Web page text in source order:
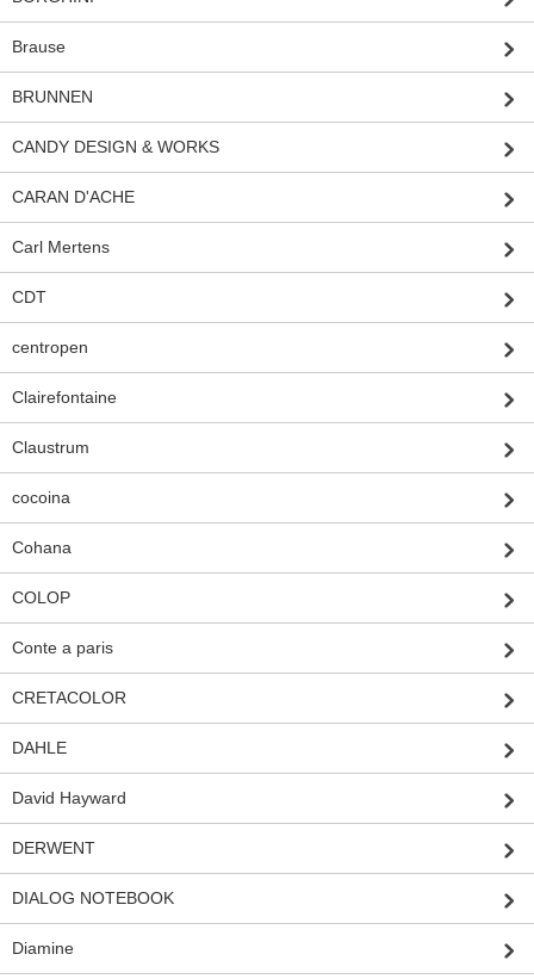
Brause
BRUNNEN
CANDY DESIGN & WORKS
CARAN D'ACHE
Carl Mertens
CDT
centropen
Clairefontaine
Claustrum
cocoina
Cohana
COLOP
Conte a paris
CRETACOLOR
DAHLE
David Hayward
DERWENT
DIALOG NOTEBOOK
Diamine